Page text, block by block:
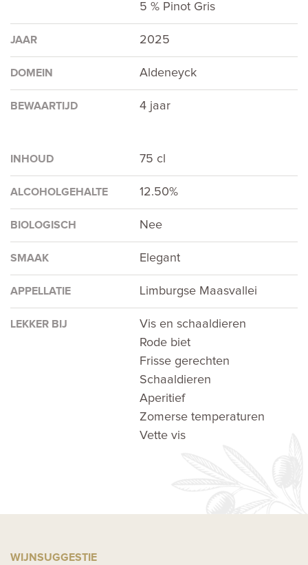
5 % Pinot Gris
JAAR 2025
DOMEIN Aldeneyck
BEWAARTIJD 4 jaar
INHOUD 75 cl
ALCOHOLGEHALTE 12.50%
BIOLOGISCH Nee
SMAAK Elegant
APPELLATIE Limburgse Maasvallei
LEKKER BIJ
Vis en schaaldieren
Rode biet
Frisse gerechten
Schaaldieren
Aperitief
Zomerse temperaturen
Vette vis
WIJNSUGGESTIE